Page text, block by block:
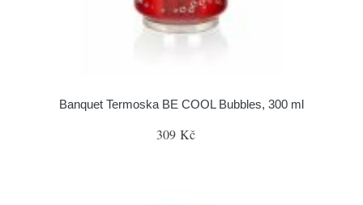
Banquet Termoska BE COOL Bubbles, 300 ml
309 Kč